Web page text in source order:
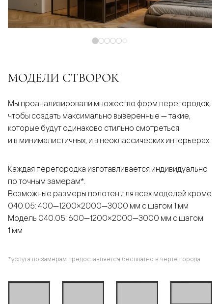
МОДЕЛИ СТВОРОК
Мы проанализировали множество форм перегородок,
чтобы создать максимально выверенные — такие,
которые будут одинаково стильно смотреться
и в минималистичных, и в неоклассических интерьерах.
Каждая перегородка изготавливается индивидуально
по точным замерам*.
Возможные размеры полотен для всех моделей кроме
040.05: 400—1200×2000—3000 мм с шагом 1 мм
Модель 040.05: 600—1200×2000—3000 мм с шагом
1 мм
*услуга по замерам предоставляется бесплатно в черте города